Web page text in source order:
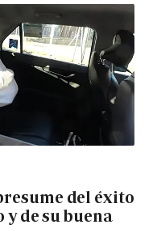
del éxito
de su buena